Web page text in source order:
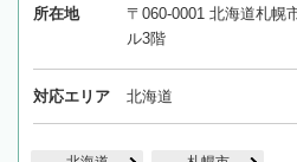
所在地
〒060-0001 北海道札
ル3階
対応エリア 北海道